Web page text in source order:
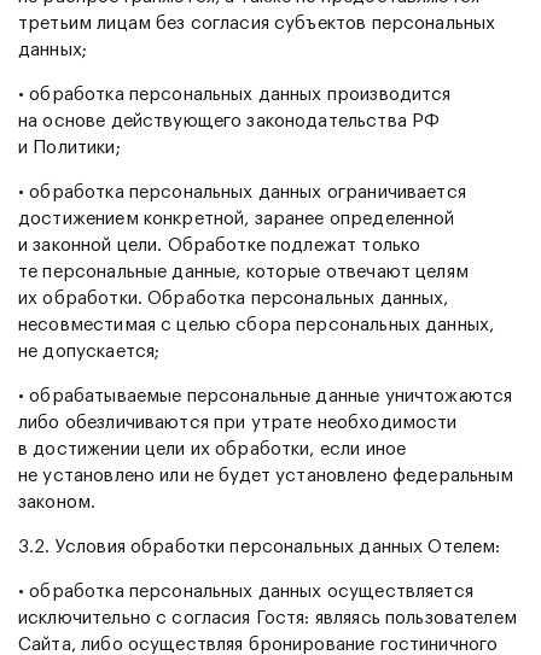
третьим лицам без согласия субъектов персональных
данных;
• обработка персональных данных производится
на основе действующего законодательства РФ
и Политики;
• обработка персональных данных ограничивается
достижением конкретной, заранее определенной
и законной цели. Обработке подлежат только
те персональные данные, которые отвечают целям
их обработки. Обработка персональных данных,
несовместимая с целью сбора персональных данных,
не допускается;
• обрабатываемые персональные данные уничтожаются
либо обезличиваются при утрате необходимости
в достижении цели их обработки, если иное
не установлено или не будет установлено федеральным
законом.
3.2. Условия обработки персональных данных Отелем:
• обработка персональных данных осуществляется
исключительно с согласия Гостя: являясь пользователем
Сайта, либо осуществляя бронирование гостиничного